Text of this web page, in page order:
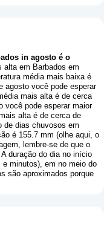
in agosto é o
alta em Barbados em
média mais baixa é
você pode esperar
mais alta é de cerca
pode esperar maior
alta é de cerca de
dias chuvosos em
é 155.7 mm (olhe aqui, o
lembre-se de que o
duração do dia no início
minutos), em no meio do
são aproximados porque